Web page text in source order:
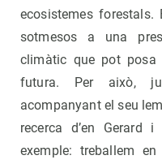
ecosistemes forestals.
sotmesos a una
climàtic que pot posa
futura. Per això,
acompanyant el seu
recerca d’en
exemple: treballem